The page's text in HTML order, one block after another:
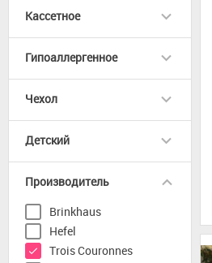
Кассетное
Гипоаллергенное
Чехол
Детский
Производитель
Brinkhaus
Hefel
Trois Couronnes